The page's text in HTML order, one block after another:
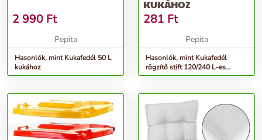
2 990 Ft
Pepita
Hasonlók, mint Kukafedél 50 L
kukához
KUKÁHOZ
281 Ft
Pepita
Hasonlók, mint Kukafedél
rögzítő stift 120/240 L-es
kukához